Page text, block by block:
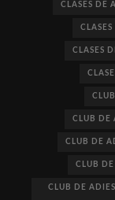
CLASES DE
CLASES
CLUB DE
CLUB DE
CLUB
CLUB DE